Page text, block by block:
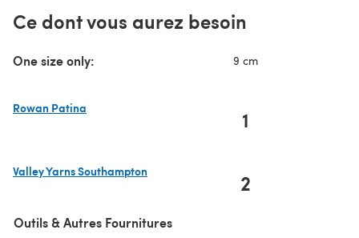
Ce dont vous aurez besoin
One size only: 9 cm
Rowan Patina
1
Valley Yarns Southampton
2
Outils & Autres Fournitures